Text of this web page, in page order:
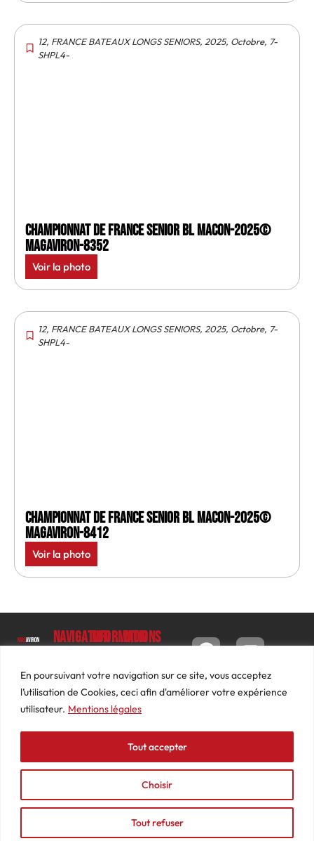
En poursuivant votre navigation sur ce site, vous acceptez
l’utilisation de Cookies, ceci afin d'améliorer votre expérience
utilisateur. Mentions légales
Choisir
Tout refuser
Tout accepter
12, FRANCE BATEAUX LONGS SENIORS, 2025, Octobre, 7-
SHPL4-
Championnat de France senior BL Macon-2025©
MagAviron-8352
Voir la photo
12, FRANCE BATEAUX LONGS SENIORS, 2025, Octobre, 7-
SHPL4-
Championnat de France senior BL Macon-2025©
MagAviron-8412
Voir la photo
Luc
Barbier
69640
74
87
contact@mediasaviron.fr
Navigation
Le
Magazine
Photos
Actualités
Podcasts
Informations
Conditions
générales
de ventes
Mentions
légales
Mon
Tableau
de bord
Commandes
Adresses
Détails
du
compte